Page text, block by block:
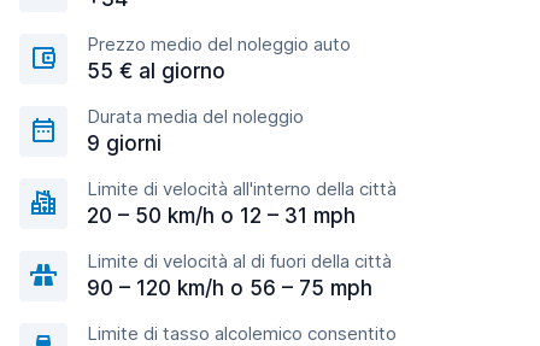
Prezzo medio del noleggio auto
55 € al giorno
Durata media del noleggio
9 giorni
Limite di velocità all'interno della città
20 – 50 km/h o 12 – 31 mph
Limite di velocità al di fuori della città
90 – 120 km/h o 56 – 75 mph
Limite di tasso alcolemico consentito